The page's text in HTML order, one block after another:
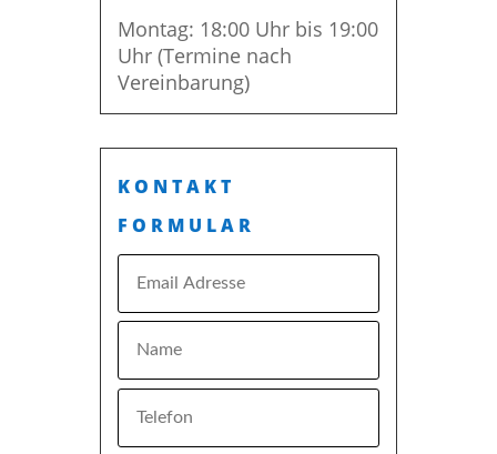
Montag: 18:00 Uhr bis 19:00
Uhr (Termine nach
Vereinbarung)
KONTAKT
FORMULAR